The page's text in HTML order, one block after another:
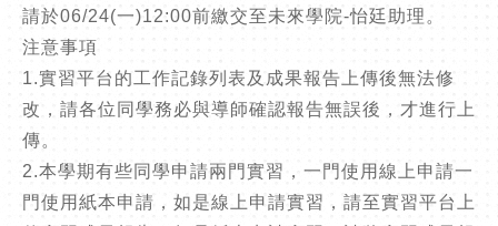
請於06/24(一)12:00前繳交至未來學院-怡廷助理。
注意事項
1.實習平台的工作記錄列表及成果報告上傳後無法修
改，請各位同學務必與導師確認報告無誤後，才進行上
傳。
2.本學期有些同學申請兩門實習，一門使用線上申請一
門使用紙本申請，如是線上申請實習，請至實習平台上